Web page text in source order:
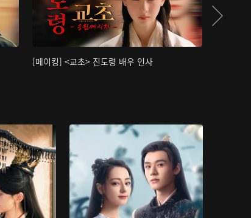
[메이킹] <교초> 진도령 배우 인사